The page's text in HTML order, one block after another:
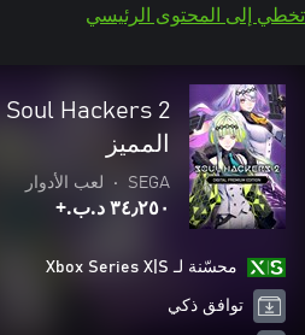
تخطي إلى المحتوى الرئيسي
المميز
SEGA
• لعب الأدوار
٣٤٫٢٥٠ د.ب.‏+
محسّنة لـ Xbox Series X|S
توافق ذكي